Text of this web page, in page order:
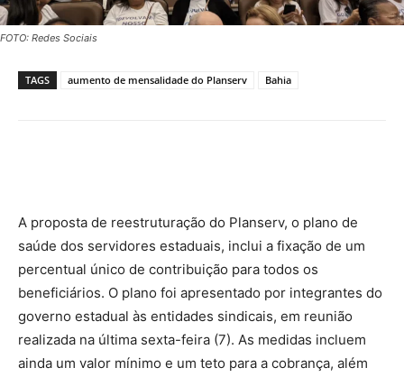
FOTO: Redes Sociais
TAGS aumento de mensalidade do Planserv Bahia
A proposta de reestruturação do Planserv, o plano de
saúde dos servidores estaduais, inclui a fixação de um
percentual único de contribuição para todos os
beneficiários. O plano foi apresentado por integrantes do
governo estadual às entidades sindicais, em reunião
realizada na última sexta-feira (7). As medidas incluem
ainda um valor mínimo e um teto para a cobrança, além